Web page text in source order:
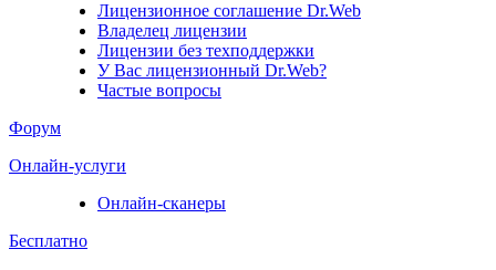
Лицензионное соглашение Dr.Web
Владелец лицензии
Лицензии без техподдержки
У Вас лицензионный Dr.Web?
Частые вопросы
Форум
Онлайн-услуги
Онлайн-сканеры
Бесплатно